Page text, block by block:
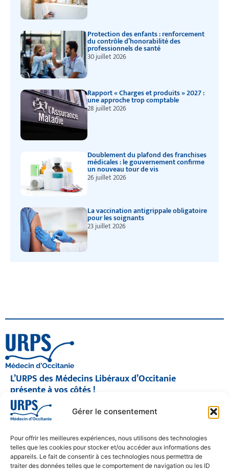
Gérer le consentement
Pour offrir les meilleures expériences, nous utilisons des technologies
telles que les cookies pour stocker et/ou accéder aux informations des
appareils. Le fait de consentir à ces technologies nous permettra de
traiter des données telles que le comportement de navigation ou les ID
Protection des enfants : renforcement
du contrôle d’honorabilité des
professionnels de santé
30 juillet 2026
Rapport « Charges et produits » 2027 :
une approche trop comptable
28 juillet 2026
Doublement du plafond des franchises
médicales : le gouvernement confirme
un nouveau tour de vis
26 juillet 2026
La vaccination antigrippale obligatoire
pour les soignants
23 juillet 2026
L’URPS des Médecins Libéraux d’Occitanie
présente à vos côtés !
© 2026 URPS médecin d'Occitanie
Siège social : 1300 Avenue Albert Einstein, 34000 Montpellier
05 61 15 80 90
Accueil : Lundi au Vendredi | 08h30 – 17h30
CONTACT